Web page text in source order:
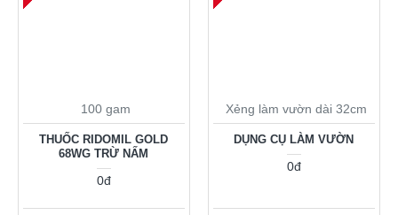
100 gam
THUỐC RIDOMIL GOLD
68WG TRỪ NẤM
0đ
Xẻng làm vườn dài 32cm
DỤNG CỤ LÀM VƯỜN
0đ